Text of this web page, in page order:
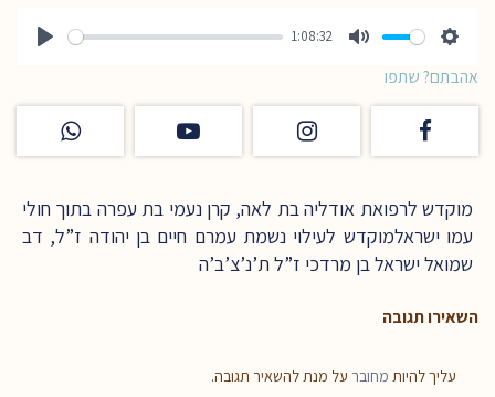
1:08:32
אהבתם? שתפו
מוקדש לרפואת אודליה בת לאה, קרן נעמי בת עפרה בתוך חולי
עמו ישראלמוקדש לעילוי נשמת עמרם חיים בן יהודה ז”ל, דב
שמואל ישראל בן מרדכי ז”ל ת’נ’צ’ב’ה
השאירו תגובה
עליך להיות מחובר על מנת להשאיר תגובה.